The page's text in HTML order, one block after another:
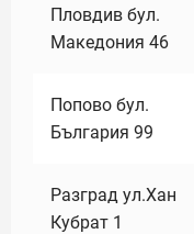
Пловдив бул.
Македония 46
Попово бул.
България 99
Разград ул.Хан
Кубрат 1